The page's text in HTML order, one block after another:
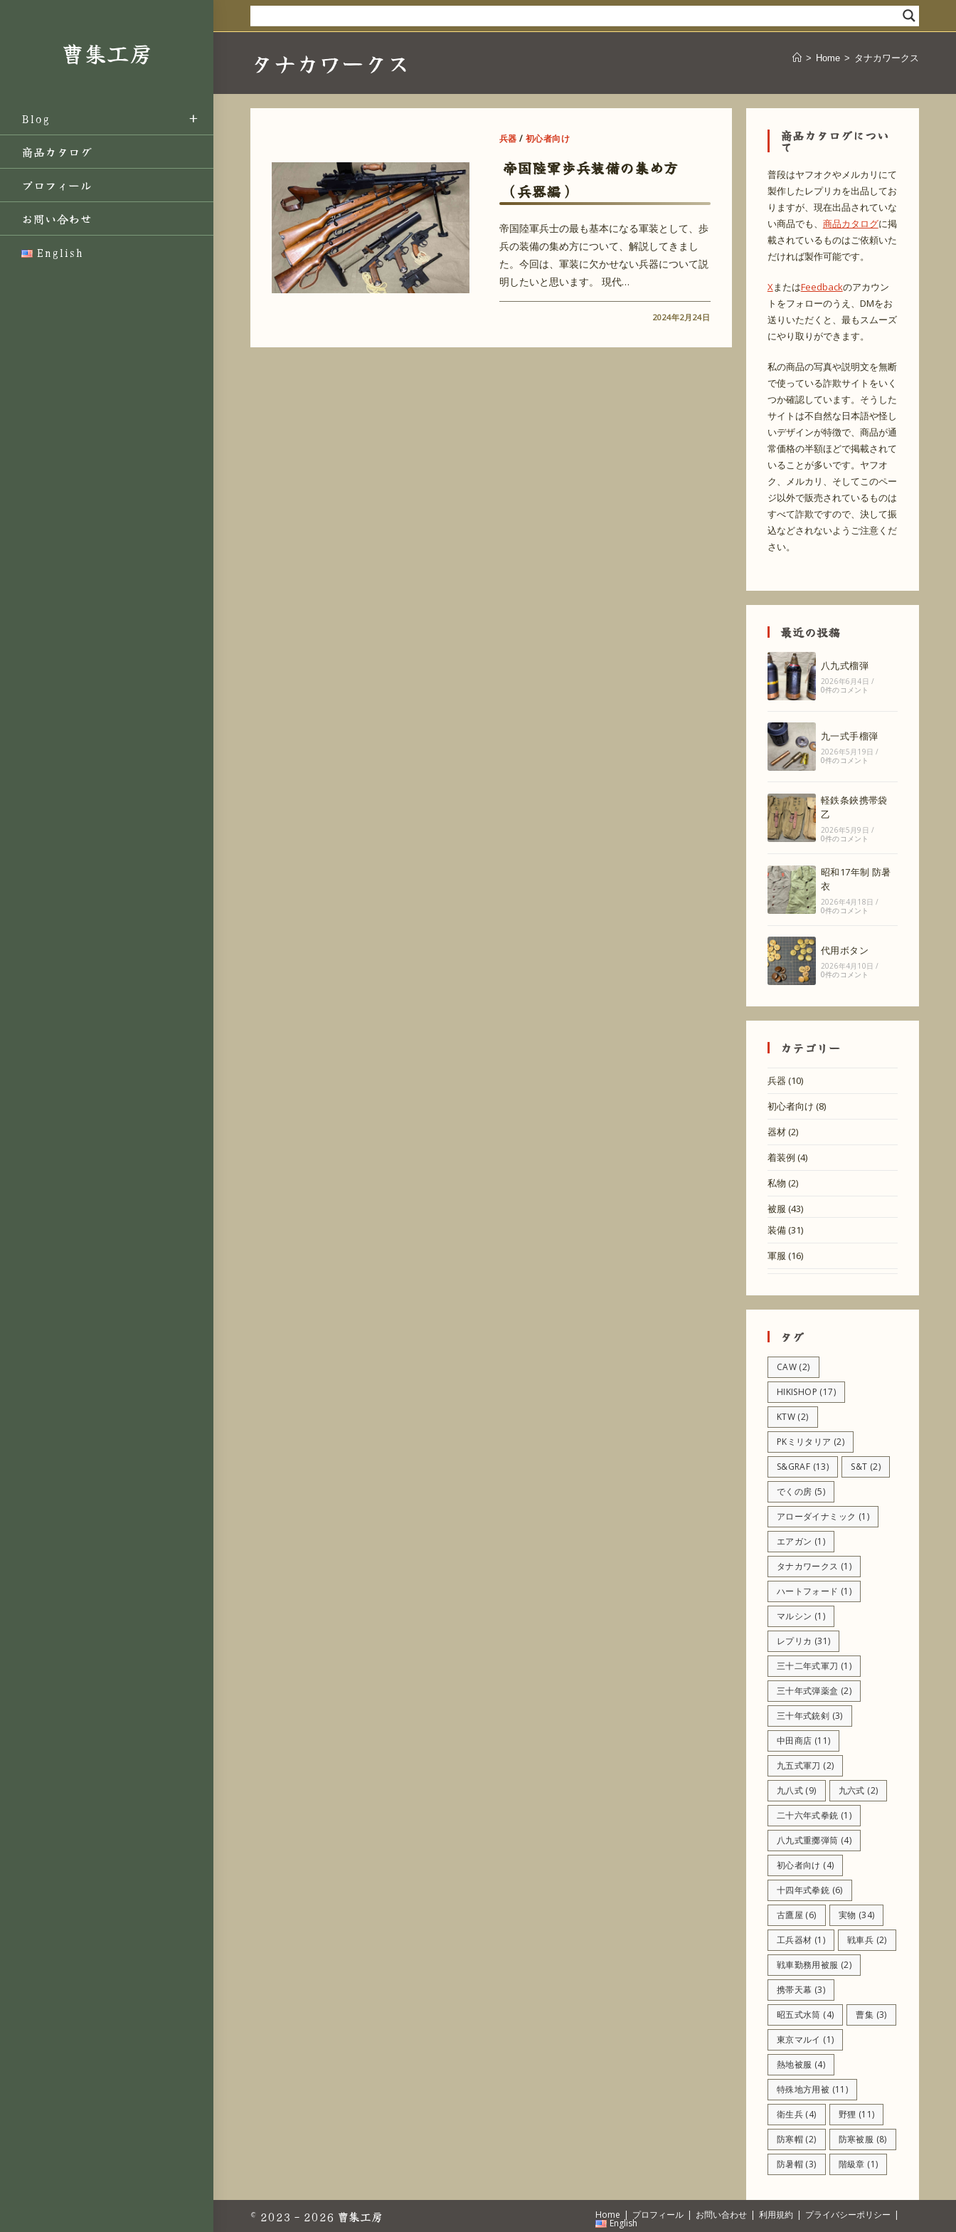
へ
キ
プ
曹集工房
Blog
商品カタログ
プロフィール
お問い合わせ
English
タナカワークス > Home > タナカワークス
兵器 / 初心者向け
帝国陸軍歩兵装備の集め方
（兵器編）
帝国陸軍兵士の最も基本になる軍装として、歩
兵の装備の集め方について、解説してきまし
た。今回は、軍装に欠かせない兵器について説
明したいと思います。 現代…
2024年2月24日
商品カタログについ
て
普段はヤフオクやメルカリにて
製作したレプリカを出品してお
りますが、現在出品されていな
い商品でも、 商品カタログに掲
載されているものはご依頼いた
だければ製作可能です。
XまたはFeedbackのアカウン
トをフォローのうえ、DMをお
送りいただくと、最もスムーズ
にやり取りができます。
私の商品の写真や説明文を無断
で使っている詐欺サイトをいく
つか確認しています。そうした
サイトは不自然な日本語や怪し
いデザインが特徴で、商品が通
常価格の半額ほどで掲載されて
いることが多いです。ヤフオ
ク、メルカリ、そしてこのペー
ジ以外で販売されているものは
すべて詐欺ですので、決して振
込などされないようご注意くだ
さい。
最近の投稿
八九式榴弾
2026年6月4日 /
0件のコメント
九一式手榴弾
2026年5月19日 /
0件のコメント
軽鉄条鋏携帯袋
乙
2026年5月9日 /
0件のコメント
昭和17年制 防暑
衣
2026年4月18日 /
0件のコメント
代用ボタン
2026年4月10日 /
0件のコメント
カテゴリー
兵器 (10)
初心者向け (8)
器材(2)
着装例 (4)
私物 (2)
被服 (43)
装備(31)
軍服 (16)
タグ
CAW(2)
HIKISHOP (17)
KTW(2)
PKミリタリア (2)
S&GRAF (13) S&T (2)
でくの房 (5)
アローダイナミック (1)
エアガン (1)
タナカワークス (1)
ハートフォード (1)
マルシン (1)
レプリカ (31)
三十二年式軍刀 (1)
三十年式弾薬盒 (2)
三十年式銃剣 (3)
中田商店 (11)
九五式軍刀 (2)
九八式(9) 九六式 (2)
二十六年式拳銃 (1)
八九式重擲弾筒 (4)
初心者向け (4)
十四年式拳銃 (6)
古鷹屋 (6) 実物 (34)
工兵器材 (1) 戦車兵 (2)
戦車勤務用被服 (2)
携帯天幕 (3)
昭五式水筒 (4) 曹集 (3)
東京マルイ (1)
熱地被服 (4)
特殊地方用被 (11)
衛生兵(4) 野狸 (11)
防寒帽(2) 防寒被服 (8)
防暑帽(3) 階級章 (1)
Home プロフィール お問い合わせ 利用規約 プライバシーポリシー
English
© 2023 - 2026 曹集工房